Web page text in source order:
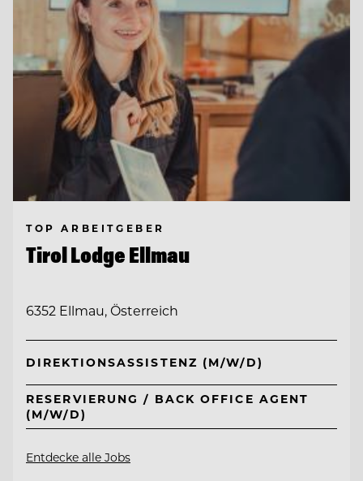
TOP ARBEITGEBER
Tirol Lodge Ellmau
6352 Ellmau, Österreich
DIREKTIONSASSISTENZ (M/W/D)
RESERVIERUNG / BACK OFFICE AGENT
(M/W/D)
Entdecke alle Jobs